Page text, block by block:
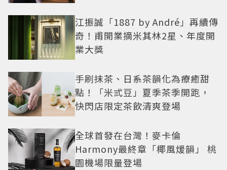
江振誠「1887 by André」再續傳
奇！甫開業摘米其林2星、年度開
業大獎
手刷抹茶、日系茶韻化為療癒甜
點！「米弎豆」夏季茶季開跑，
快閃店限定茶飲清爽登場
全球首發在台灣！麥卡倫
Harmony最終章「椰風煖韻」 桃
園機場限量登場